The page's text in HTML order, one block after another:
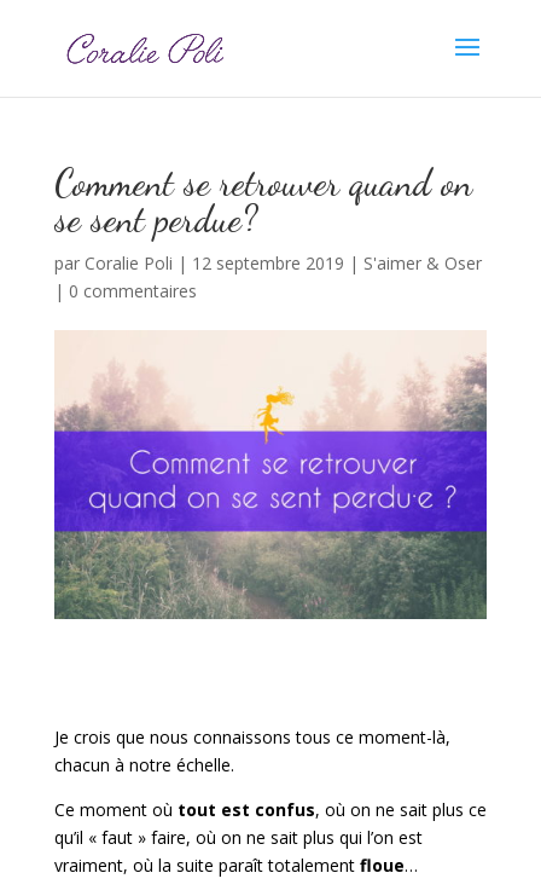
Comment se retrouver quand on
se sent perdu·e?
par Coralie Poli | 12 septembre 2019 | S'aimer & Oser
| 0 commentaires
Je crois que nous connaissons tous ce moment-là,
chacun à notre échelle.
Ce moment où tout est confus, où on ne sait plus ce
qu’il « faut » faire, où on ne sait plus qui l’on est
vraiment, où la suite paraît totalement floue…